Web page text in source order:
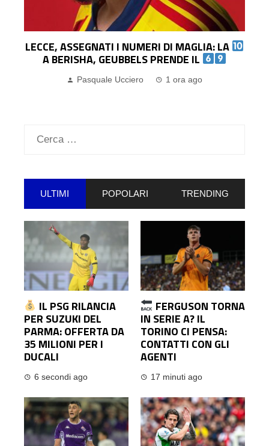
LECCE, ASSEGNATI I NUMERI DI MAGLIA: LA
A BERISHA, GEUBBELS PRENDE IL
Pasquale Ucciero 1 ora ago
Ricerca
ULTIMI POPOLARI TRENDING
IL PSG RILANCIA
PER SUZUKI DEL
PARMA: OFFERTA DA
35 MILIONI PER I
DUCALI
6 secondi ago
FERGUSON TORNA
IN SERIE A? IL
TORINO CI PENSA:
CONTATTI CON GLI
AGENTI
17 minuti ago